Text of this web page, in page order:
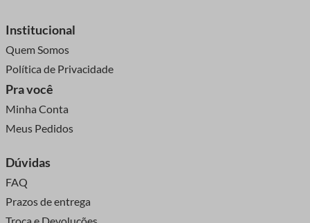
Institucional
Quem Somos
Política de Privacidade
Pra você
Minha Conta
Meus Pedidos
Dúvidas
FAQ
Prazos de entrega